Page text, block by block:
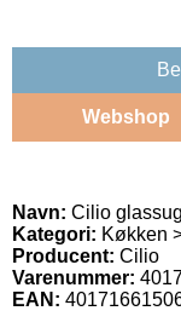
Webshop
Navn: Cilio
Kategori: Køkken
Producent: Cilio
Varenummer:
EAN: